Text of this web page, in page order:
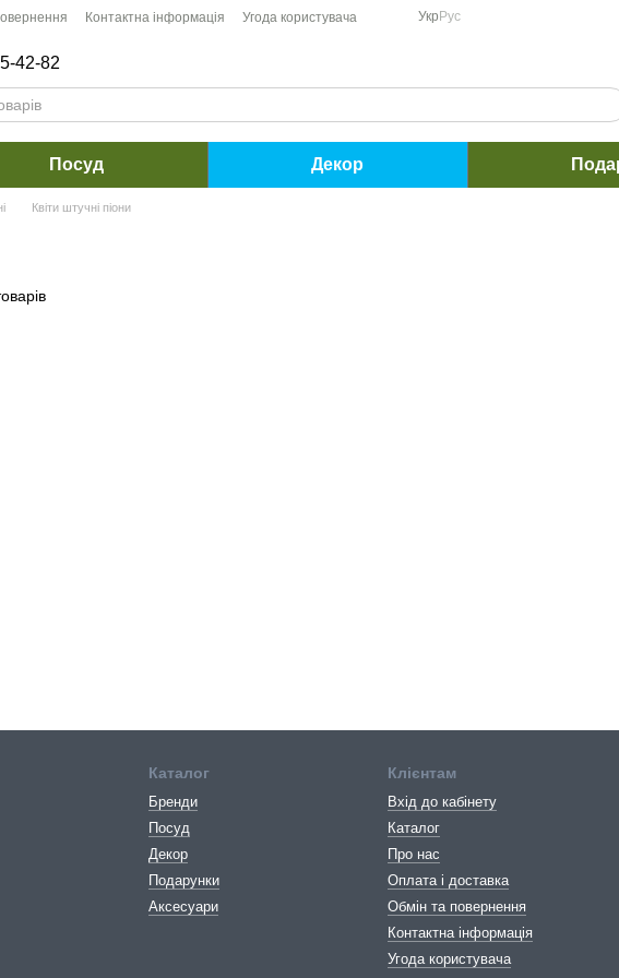
Контактна інформація Угода користувача Укр Рус
42-82
Посуд Декор
Квіти штучні піони
Каталог
Бренди
Посуд
Декор
Подарунки
Аксесуари
Клієнтам
Вхід до кабінету
Каталог
Про нас
Оплата і доставка
Обмін та повернення
Контактна інформація
Угода користувача